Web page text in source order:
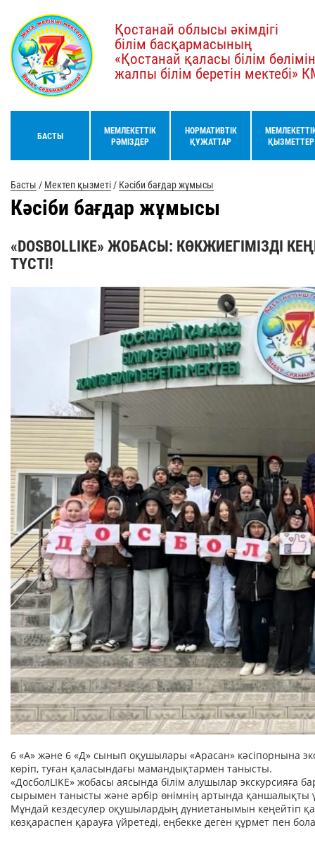
Қостанай облысы әкімдігі
білім басқармасының
«Қостанай қаласы білім
жалпы білім беретін мектебі»
БАСТЫ
МЕМЛЕКЕТТІК
РӘМІЗДЕР
НОРМАТИВТІК
ҚҰЖАТТАР
ҚЫЗМЕТТЕР
Басты / Мектеп қызметі / Кәсіби бағдар жұмысы
Кәсіби бағдар жұмысы
«DOSBOLLIKE» ЖОБАСЫ:
ТҮСТІ!
6 «А» және 6 «Д» сынып оқушылары «Арасан» кәсіпорнына
көріп, туған қаласындағы мамандықтармен танысты.
«ДосболLIKE» жобасы аясында білім алушылар экскурсияға
сырымен танысты және әрбір өнімнің артында қаншалықты
Мұндай кездесулер оқушылардың дүниетанымын кеңейтіп
көзқараспен қарауға үйретеді, еңбекке деген құрмет пен